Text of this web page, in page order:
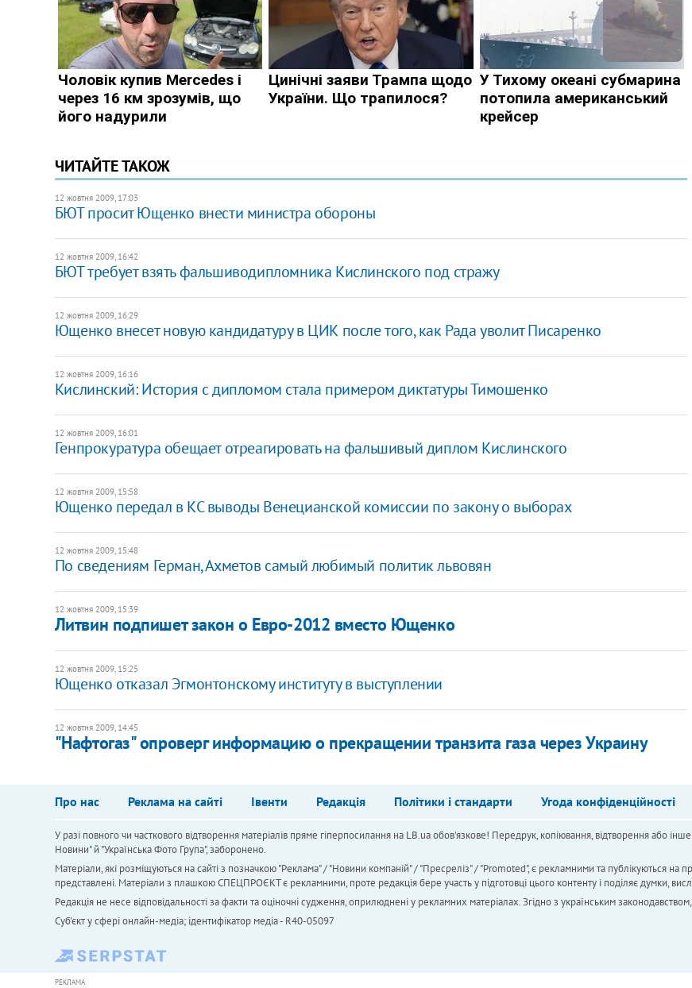
ЧИТАЙТЕ ТАКОЖ
12 жовтня 2009, 17:03
БЮТ просит Ющенко внести министра обороны
12 жовтня 2009, 16:42
БЮТ требует взять фальшиводипломника Кислинского под стражу
12 жовтня 2009, 16:29
Ющенко внесет новую кандидатуру в ЦИК после того, как Рада уволит Писаренко
12 жовтня 2009, 16:16
Кислинский: История с дипломом стала примером диктатуры Тимошенко
12 жовтня 2009, 16:01
Генпрокуратура обещает отреагировать на фальшивый диплом Кислинского
12 жовтня 2009, 15:58
Ющенко передал в КС выводы Венецианской комиссии по закону о выборах
12 жовтня 2009, 15:48
По сведениям Герман, Ахметов самый любимый политик львовян
12 жовтня 2009, 15:39
Литвин подпишет закон о Евро-2012 вместо Ющенко
12 жовтня 2009, 15:25
Ющенко отказал Эгмонтонскому институту в выступлении
12 жовтня 2009, 14:45
"Нафтогаз" опроверг информацию о прекращении транзита газа через Украину
Про нас Реклама на сайті Івенти Редакція Політики і стандарти Угода конфіденційності
У разі повного чи часткового відтворення матеріалів пряме гіперпосилання на LB.ua обов'язкове! Передрук, копіювання, відтворення або
Новини" й "Українська Фото Група", заборонено.
Матеріали, які розміщуються на сайті з позначкою "Реклама" / "Новини компаній" / "Пресреліз" / "Promoted", є рекламними та публікуються на
представлені. Матеріали з плашкою СПЕЦПРОЄКТ є рекламними, проте редакція бере участь у підготовці цього контенту і поділяє думки,
Редакція не несе відповідальності за факти та оціночні судження, оприлюднені у рекламних матеріалах. Згідно з українським
Cуб'єкт у сфері онлайн-медіа; ідентифікатор медіа - R40-05097
РЕКЛАМА